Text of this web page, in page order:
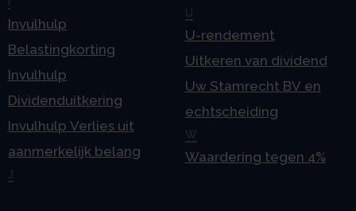
Invulhulp
Belastingkorting
Invulhulp
Dividenduitkering
Invulhulp Verlies uit
aanmerkelijk belang
J
U
U-rendement
Uitkeren van dividend
Uw Stamrecht BV en
echtscheiding
W
Waardering tegen 4%